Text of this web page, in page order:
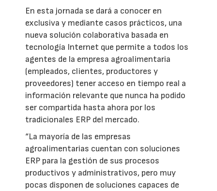
En esta jornada se dará a conocer en
exclusiva y mediante casos prácticos, una
nueva solución colaborativa basada en
tecnología Internet que permite a todos los
agentes de la empresa agroalimentaria
(empleados, clientes, productores y
proveedores) tener acceso en tiempo real a
información relevante que nunca ha podido
ser compartida hasta ahora por los
tradicionales ERP del mercado.
“La mayoría de las empresas
agroalimentarias cuentan con soluciones
ERP para la gestión de sus procesos
productivos y administrativos, pero muy
pocas disponen de soluciones capaces de